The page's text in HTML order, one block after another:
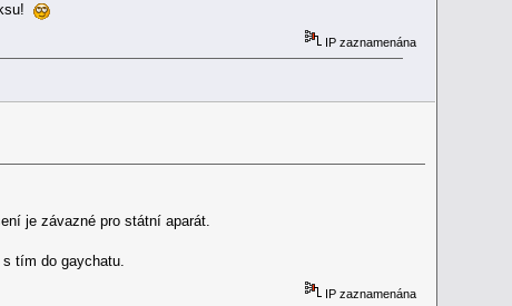
IP zaznamenána
je závazné pro státní aparát.
tím do gaychatu.
IP zaznamenána